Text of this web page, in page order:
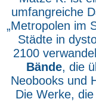
umfangreiche
„Metropolen im
Städte in
2100
Bände, die
Neobooks und
Die Werke,